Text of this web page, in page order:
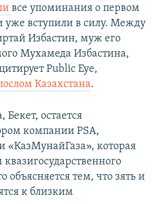
все упоминания о первом
уже вступили в силу. Между
Избастин, муж его
Мухамеда Избастина,
Public Eye,
Казахстана.
остается
компании PSA,
«КазМунайГаза», которая
объясняется тем, что зять и
к близким